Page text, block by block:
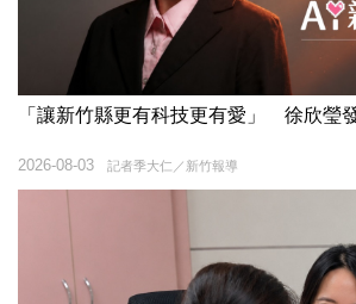
「讓新竹縣更有科技更有愛」 徐欣瑩
記者季大仁／新竹報導
2026-08-03